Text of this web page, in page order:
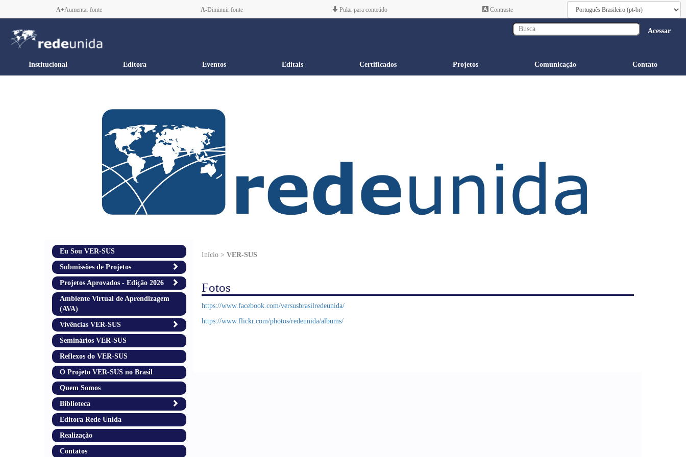
A+Aumentar fonte A-Diminuir fonte Pular para conteúdo Contraste
Acessar
Institucional Editora Eventos Editais Certificados Projetos Comunicação Contato
Eu Sou VER-SUS
Submissões de Projetos
Projetos Aprovados - Edição 2026
Ambiente Virtual de Aprendizagem
(AVA)
Vivências VER-SUS
Seminários VER-SUS
Reflexos do VER-SUS
O Projeto VER-SUS no Brasil
Quem Somos
Biblioteca
Editora Rede Unida
Realização
Contatos
Início > VER-SUS
Fotos
https://www.facebook.com/versusbrasilredeunida/
https://www.flickr.com/photos/redeunida/albums/